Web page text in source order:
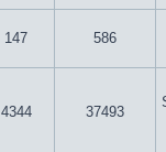
147 586
4344 37493